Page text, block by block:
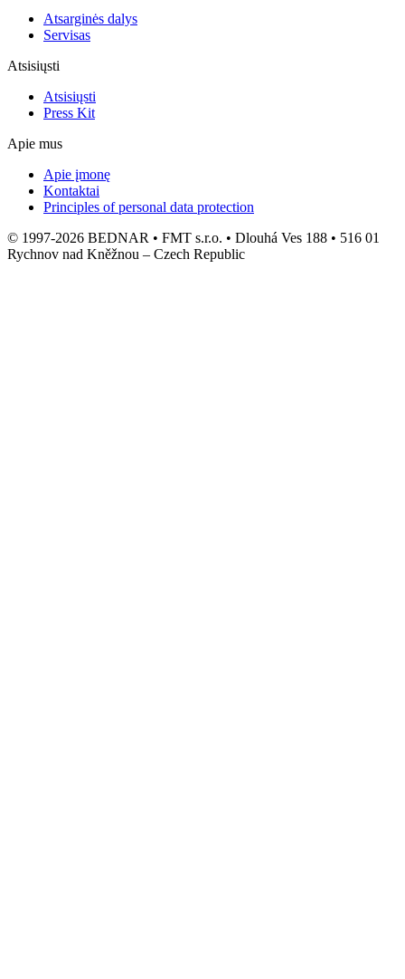
Atsarginės dalys
Servisas
Atsisiųsti
Atsisiųsti
Press Kit
Apie mus
Apie įmonę
Kontaktai
Principles of personal data protection
© 1997-2026 BEDNAR • FMT s.r.o. • Dlouhá Ves 188 • 516 01
Rychnov nad Kněžnou – Czech Republic